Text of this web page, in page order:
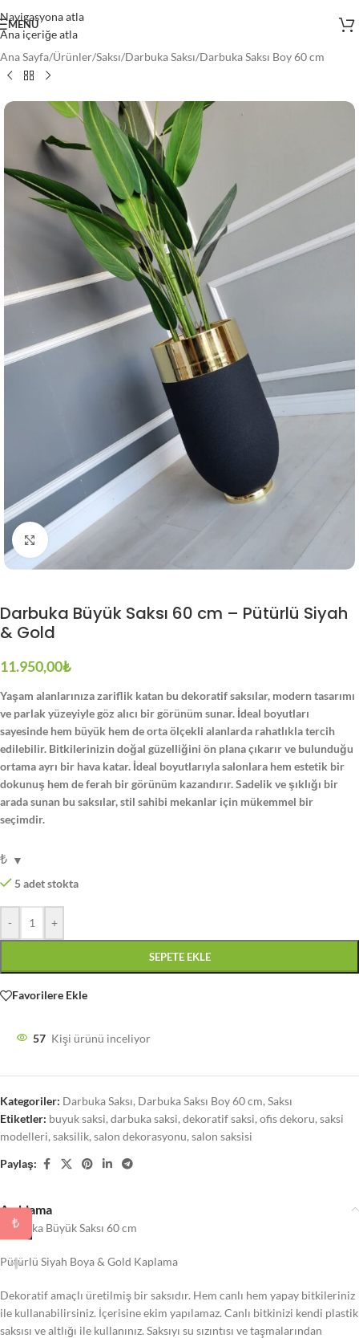
Navigasyona atla
Ana içeriğe atla
MENÜ
Ana Sayfa/Ürünler/Saksı/Darbuka Saksı/Darbuka Saksı Boy 60 cm
Büyütmek için tıklayın
Darbuka Büyük Saksı 60 cm – Pütürlü Siyah
& Gold
11.950,00₺
Yaşam alanlarınıza zariflik katan bu dekoratif saksılar, modern tasarımı
ve parlak yüzeyiyle göz alıcı bir görünüm sunar. İdeal boyutları
sayesinde hem büyük hem de orta ölçekli alanlarda rahatlıkla tercih
edilebilir. Bitkilerinizin doğal güzelliğini ön plana çıkarır ve bulunduğu
ortama ayrı bir hava katar. İdeal boyutlarıyla salonlara hem estetik bir
dokunuş hem de ferah bir görünüm kazandırır. Sadelik ve şıklığı bir
arada sunan bu saksılar, stil sahibi mekanlar için mükemmel bir
seçimdir.
₺
5 adet stokta
- +
SEPETE EKLE
Favorilere Ekle
57 Kişi ürünü inceliyor
Kategoriler: Darbuka Saksı, Darbuka Saksı Boy 60 cm, Saksı
Etiketler: buyuk saksi, darbuka saksi, dekoratif saksi, ofis dekoru, saksi
modelleri, saksilik, salon dekorasyonu, salon saksisi
Paylaş:
Açıklama
Darbuka Büyük Saksı 60 cm
Pütürlü Siyah Boya & Gold Kaplama
Dekoratif amaçlı üretilmiş bir saksıdır. Hem canlı hem yapay bitkileriniz
ile kullanabilirsiniz. İçerisine ekim yapılamaz. Canlı bitkinizi kendi plastik
saksısı ve altlığı ile kullanınız. Saksıyı su sızıntısı ve taşmalarından
₺